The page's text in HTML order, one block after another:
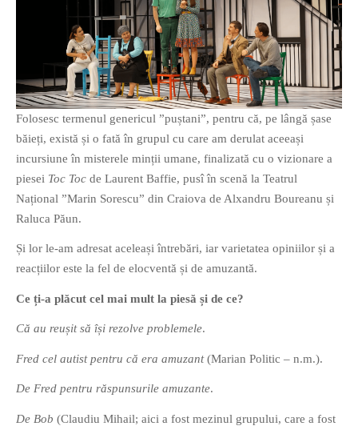
O poveste in care sexul se
confunda cu dragostea,
cinismul cu idealismul si
poezia cu umorul.
DESCARCĂ!
Folosesc termenul genericul ”puștani”, pentru că, pe lângă șase
băieți, există și o fată în grupul cu care am derulat aceeași
incursiune în misterele minții umane, finalizată cu o vizionare a
piesei Toc Toc de Laurent Baffie, pusî în scenă la Teatrul
Național ”Marin Sorescu” din Craiova de Alxandru Boureanu și
Raluca Păun.
Și lor le-am adresat aceleași întrebări, iar varietatea opiniilor și a
reacțiilor este la fel de elocventă și de amuzantă.
Ce ți-a plăcut cel mai mult la piesă și de ce?
Că au reușit să își rezolve problemele.
Fred cel autist pentru că era amuzant(Marian Politic – n.m.).
De Fred pentru răspunsurile amuzante.
De Bob (Claudiu Mihail; aici a fost mezinul grupului, care a fost